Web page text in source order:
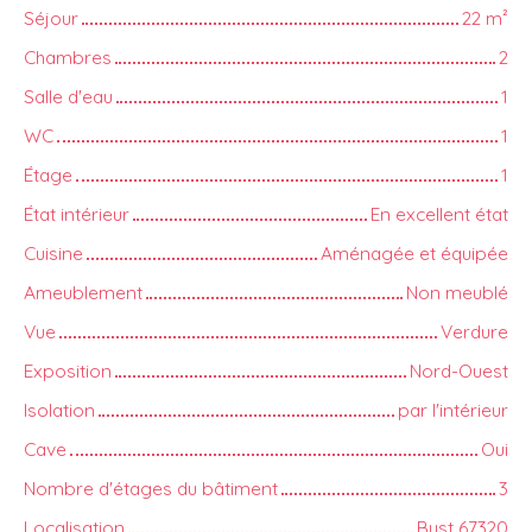
Séjour 22 m²
Chambres
2
Salle d'eau
1
WC
1
Étage
1
État intérieur
En excellent état
Cuisine
Aménagée et équipée
Ameublement
Non meublé
Vue
Verdure
Exposition
Nord-Ouest
Isolation
par l'intérieur
Cave
Oui
Nombre d'étages du bâtiment
3
Localisation
Bust 67320